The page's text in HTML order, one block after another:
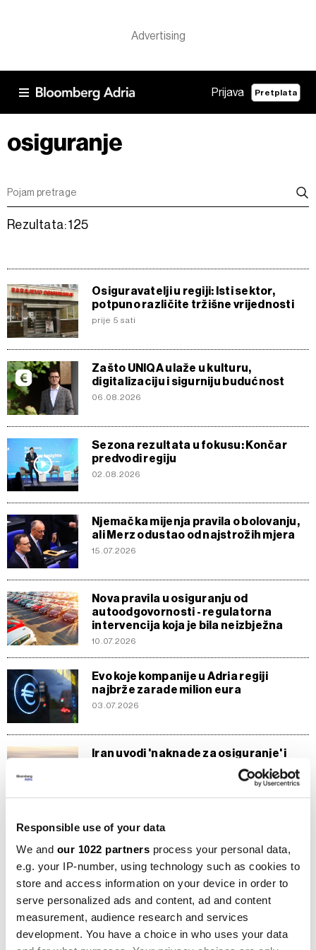
Responsible use of your data
We and our 1022 partners process your personal data,
e.g. your IP-number, using technology such as cookies to
store and access information on your device in order to
serve personalized ads and content, ad and content
measurement, audience research and services
development. You have a choice in who uses your data
Prijava Pretplata
osiguranje
Rezultata: 125
Osiguravatelji u regiji: Isti sektor,
potpuno različite tržišne vrijednosti
prije 5 sati
Zašto UNIQA ulaže u kulturu,
digitalizaciju i sigurniju budućnost
06.08.2026
Sezona rezultata u fokusu: Končar
predvodi regiju
02.08.2026
Njemačka mijenja pravila o bolovanju,
ali Merz odustao od najstrožih mjera
15.07.2026
Nova pravila u osiguranju od
autoodgovornosti - regulatorna
intervencija koja je bila neizbježna
10.07.2026
Evo koje kompanije u Adria regiji
najbrže zarade milion eura
03.07.2026
Iran uvodi 'naknade za osiguranje' i
polaže pravo na kontrolu Hormuza
Sve duže živimo, ali jesmo li finansijski
spremni za to?
Najveća cyber-prijetnja ne dolazi od
hakera, nego iz vašeg tima
03.05.2026